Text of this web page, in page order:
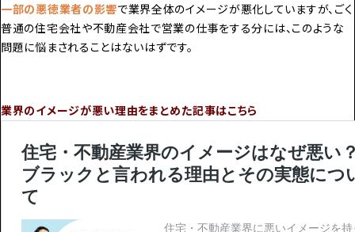
一部の悪徳業者の影響で業界全体のイメージが悪化していますが、ごく
普通の住宅会社や不動産会社で営業の仕事をする分には、このような
問題に悩まされることはないはずです。
業界のイメージが悪い理由をまとめた記事はこちら